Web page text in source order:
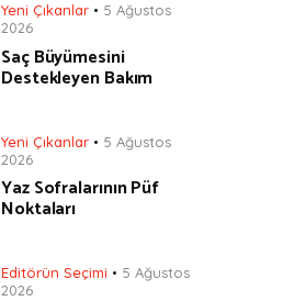
Yeni Çıkanlar
5 Ağustos
2026
Saç Büyümesini
Destekleyen Bakım
Yeni Çıkanlar
5 Ağustos
2026
Yaz Sofralarının Püf
Noktaları
Editörün Seçimi
5 Ağustos
2026